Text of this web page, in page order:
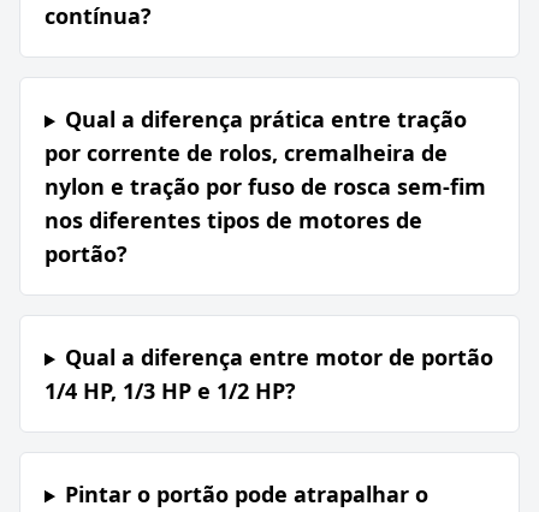
contínua?
Qual a diferença prática entre tração
por corrente de rolos, cremalheira de
nylon e tração por fuso de rosca sem-fim
nos diferentes tipos de motores de
portão?
Qual a diferença entre motor de portão
1/4 HP, 1/3 HP e 1/2 HP?
Pintar o portão pode atrapalhar o